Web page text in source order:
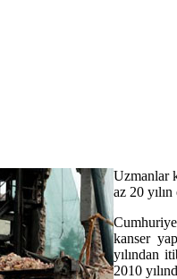
Uzmanlar
az 20
kanser
yılından
2010